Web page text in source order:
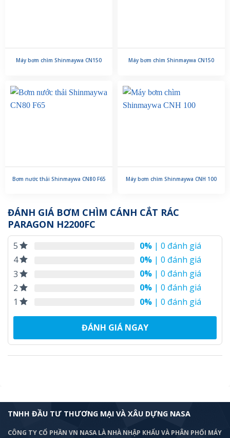
Máy bơm chìm Shinmaywa CN150 Máy bơm chìm Shinmaywa CN150
Bơm nước thải Shinmaywa CN80 F65 Máy bơm chìm Shinmaywa CNH 100
ĐÁNH GIÁ BƠM CHÌM CÁNH CẮT RÁC
PARAGON H2200FC
5 0% | 0 đánh giá
4
0% | 0 đánh giá
3
0% | 0 đánh giá
2
0% | 0 đánh giá
1
0% | 0 đánh giá
ĐÁNH GIÁ NGAY
TNHH ĐẦU TƯ THƯƠNG MẠI VÀ XÂU DỰNG NASA
CÔNG TY CỔ PHẦN VN NASA LÀ NHÀ NHẬP KHẨU VÀ PHÂN PHỐI MÁY